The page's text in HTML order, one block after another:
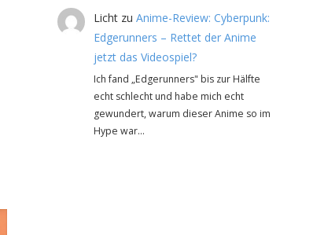
Lichtzu Anime-Review: Cyberpunk:
Edgerunners – Rettet der Anime
jetzt das Videospiel?
Ich fand „Edgerunners" bis zur Hälfte
echt schlecht und habe mich echt
gewundert, warum dieser Anime so im
Hype war…